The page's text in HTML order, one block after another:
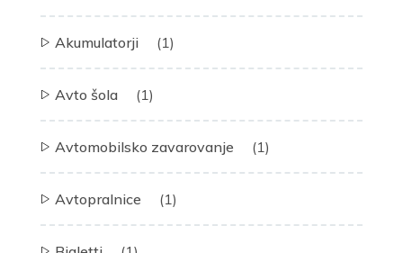
Akumulatorji (1)
Avto šola (1)
Avtomobilsko zavarovanje (1)
Avtopralnice (1)